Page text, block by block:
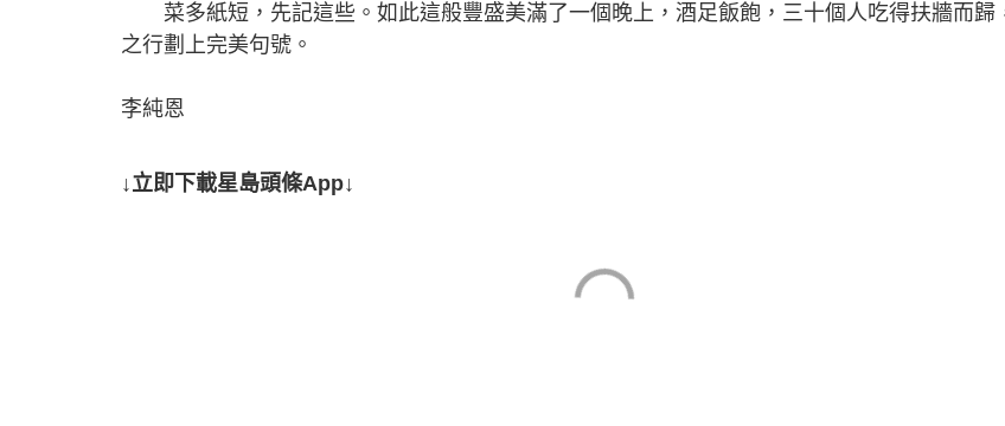
菜多紙短，先記這些。如此這般豐盛美滿了一個晚上，酒足飯飽，三十個人吃得扶牆而歸
之行劃上完美句號。
李純恩
↓立即下載星島頭條App↓